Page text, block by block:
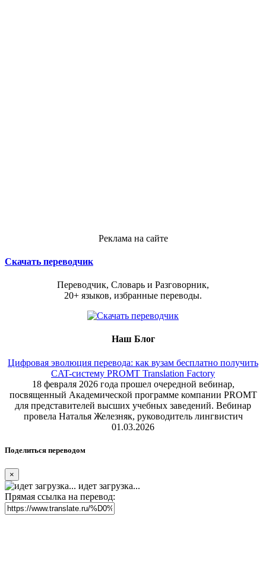
Реклама на сайте
Скачать переводчик
Переводчик, Словарь и Разговорник,
20+ языков, избранные переводы.
Наш Блог
Цифровая эволюция перевода: как вузам бесплатно получить
CAT-систему PROMT Translation Factory
18 февраля 2026 года прошел очередной вебинар,
посвященный Академической программе компании PROMT
для представителей высших учебных заведений. Вебинар
провела Наталья Железняк, руководитель лингвистич
01.03.2026
Поделиться переводом
×
идет загрузка...
Прямая ссылка на перевод: